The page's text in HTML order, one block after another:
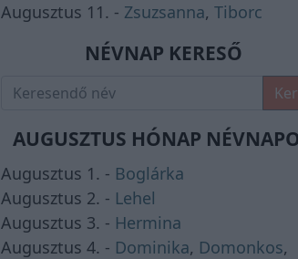
Augusztus 11. - Zsuzsanna, Tiborc
NÉVNAP KERESŐ
AUGUSZTUS HÓNAP
Augusztus 1. - Boglárka
Augusztus 2. - Lehel
Augusztus 3. - Hermina
Augusztus 4. - Dominika, Domonkos,